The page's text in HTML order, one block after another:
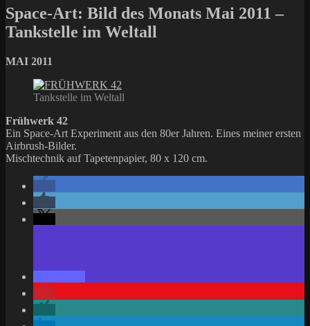
Space-Art: Bild des Monats Mai 2011 –
Tankstelle im Weltall
MAI 2011
Tankstelle im Weltall
Frühwerk 42
Ein Space-Art Experiment aus den 80er Jahren. Eines meiner ersten
Airbrush-Bilder.
Mischtechnik auf Tapetenpapier, 80 x 120 cm.